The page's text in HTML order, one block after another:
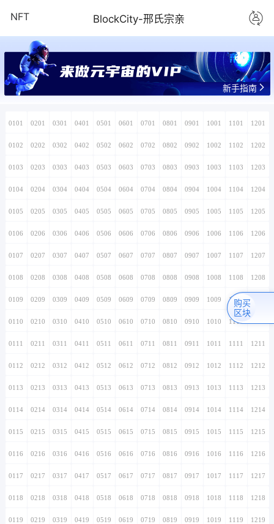
NFT BlockCity-邢氏宗亲
来做元宇宙的VIP
新手指南
0101 0201 0301 0401 0501 0601 0701 0801 0901 1001 1101 1201
0102 0202 0302 0402 0502 0602 0702 0802 0902 1002 1102 1202
0103 0203 0303 0403 0503 0603 0703 0803 0903 1003 1103 1203
0104 0204 0304 0404 0504 0604 0704 0804 0904 1004 1104 1204
0105 0205 0305 0405 0505 0605 0705 0805 0905 1005 1105 1205
0106 0206 0306 0406 0506 0606 0706 0806 0906 1006 1106 1206
0107 0207 0307 0407 0507 0607 0707 0807 0907 1007 1107 1207
0108 0208 0308 0408 0508 0608 0708 0808 0908 1008 1108 1208
0109 0209 0309 0409 0509 0609 0709 0809 0909 1009 1109
0110 0210 0310 0410 0510 0610 0710 0810 0910 1010 1110
0111 0211 0311 0411 0511 0611 0711 0811 0911 1011 1111 1211
0112 0212 0312 0412 0512 0612 0712 0812 0912 1012 1112 1212
0113 0213 0313 0413 0513 0613 0713 0813 0913 1013 1113 1213
0114 0214 0314 0414 0514 0614 0714 0814 0914 1014 1114 1214
0115 0215 0315 0415 0515 0615 0715 0815 0915 1015 1115 1215
0116 0216 0316 0416 0516 0616 0716 0816 0916 1016 1116 1216
0117 0217 0317 0417 0517 0617 0717 0817 0917 1017 1117 1217
0118 0218 0318 0418 0518 0618 0718 0818 0918 1018 1118 1218
0119 0219 0319 0419 0519 0619 0719 0819 0919 1019 1119 1219
购买
区块